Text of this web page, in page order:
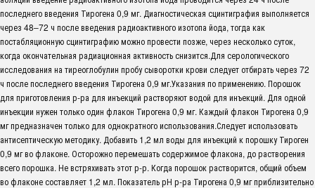
последнего введения Тирогена 0,9 мг. Диагностическая сцинтиграфия выполняется
через 48–72 ч после введения радиоактивного изотопа йода, тогда как
постабляционную сцинтиграфию можно провести позже, через несколько суток,
когда окончательная радиационная активность снизится.Для серологического
исследования на тиреоглобулин пробу сыворотки крови следует отбирать через 72
ч после последнего введения Тирогена 0,9 мг.Указания по применению. Порошок
для приготовления р-ра для инъекций растворяют водой для инъекций. Для одной
инъекции нужен только один флакон Тирогена 0,9 мг. Каждый флакон Тирогена 0,9
мг предназначен только для однократного использования.Следует использовать
антисептическую методику. Добавить 1,2 мл воды для инъекций к порошку Тироген
0,9 мг во флаконе. Осторожно перемешать содержимое флакона, до растворения
всего порошка. Не встряхивать этот р-р. Когда порошок растворится, общий объем
во флаконе составляет 1,2 мл. Показатель рН р-ра Тирогена 0,9 мг приблизительно